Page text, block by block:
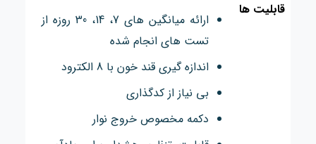
قابلیت ها
ارائه میانگین های 7، 14، 30 روزه از
تست های انجام شده
اندازه گیری قند خون با 8 الکترود
بی نیاز از کدگذاری
دکمه مخصوص خروج نوار